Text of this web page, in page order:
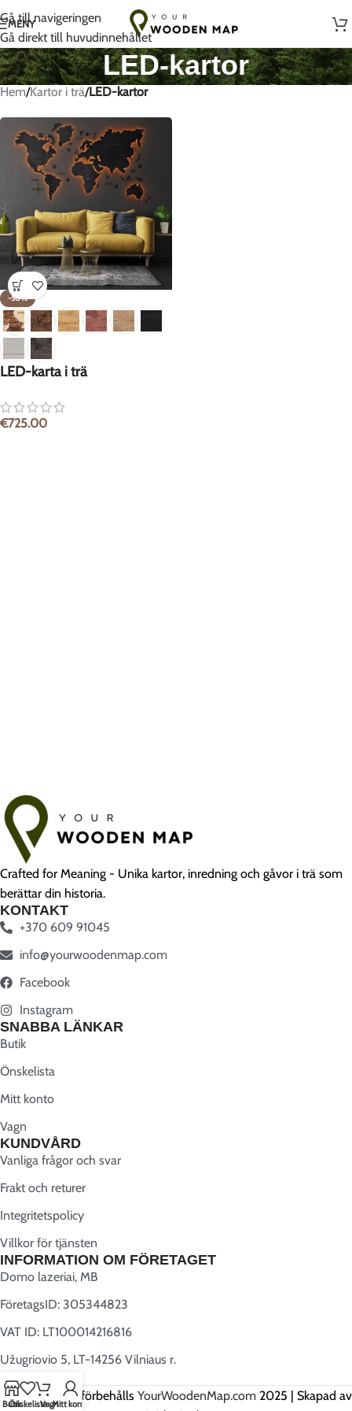
Gå till navigeringen
Gå direkt till huvudinnehållet
Handgjort med kärlek i Litauen
MENY
LED-kartor
Hem/Kartor i trä/LED-kartor
-50%
LED-karta i trä
€725.00
Crafted for Meaning - Unika kartor, inredning och gåvor i trä som
berättar din historia.
KONTAKT
+370 609 91045
info@yourwoodenmap.com
Facebook
Instagram
SNABBA LÄNKAR
Butik
Önskelista
Mitt konto
Vagn
KUNDVÅRD
Vanliga frågor och svar
Frakt och returer
Integritetspolicy
Villkor för tjänsten
INFORMATION OM FÖRETAGET
Domo lazeriai, MB
FöretagsID: 305344823
VAT ID: LT100014216816
Užugriovio 5, LT-14256 Vilniaus r.
Alla rättigheter förbehålls YourWoodenMap.com 2025 | Skapad av
Butik
ÖnskelistaVagnMitt konto